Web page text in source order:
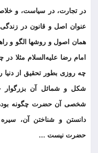
در تجارت، در سیاست، و
عنوان اصل و قانون در زندگی
همان اصول و روشها الگو و
امام رضا علیه‌السلام مثلا
چه روزی بطور تحقیق از
شکل و شمائل آن
شخصی آن حضرت چگونه
دانستن و شناختن آن،
حضرت نیست …